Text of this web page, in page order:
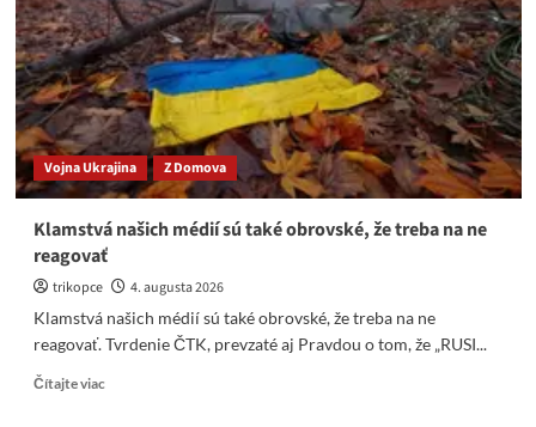
za
jeden
deň
Vojna Ukrajina Z Domova
Klamstvá našich médií sú také obrovské, že treba na ne
reagovať
trikopce
4. augusta 2026
Klamstvá našich médií sú také obrovské, že treba na ne
reagovať. Tvrdenie ČTK, prevzaté aj Pravdou o tom, že „RUSI...
Čítajte viacRead